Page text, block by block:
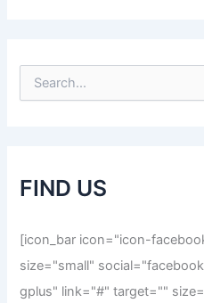
e
:
FIND US
[icon_bar icon="icon-
size="small"
gplus" link="#" target=""